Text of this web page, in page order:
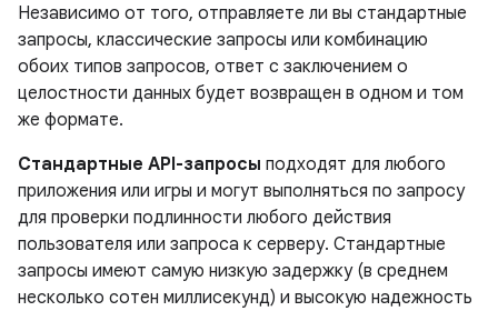
Независимо от того, отправляете ли вы стандартные
запросы, классические запросы или комбинацию
обоих типов запросов, ответ с заключением о
целостности данных будет возвращен в одном и том
же формате.
Стандартные API-запросы подходят для любого
приложения или игры и могут выполняться по запросу
для проверки подлинности любого действия
пользователя или запроса к серверу. Стандартные
запросы имеют самую низкую задержку (в среднем
несколько сотен миллисекунд) и высокую надежность